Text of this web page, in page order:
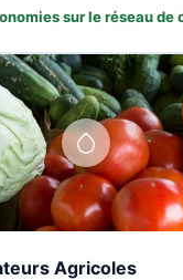
sur le réseau de
Agricoles